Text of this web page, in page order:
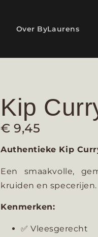
Over ByLaurens
Kip
€ 9,45
Authentieke Kip
Een smaakvolle,
kruiden en specerijen.
Kenmerken:
✅ Vleesgerecht